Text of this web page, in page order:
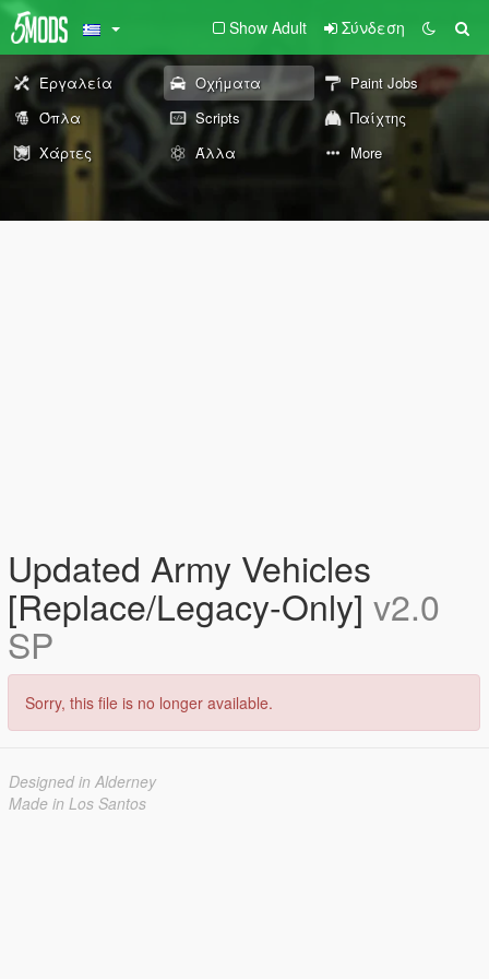
Show Adult Σύνδεση
Εργαλεία Οχήματα
Paint Jobs
Όπλα
Scripts
Παίχτης
Χάρτες
Άλλα More
Updated Army Vehicles
[Replace/Legacy-Only] v2.0
SP
Sorry, this file is no longer available.
Designed in Alderney
Made in Los Santos